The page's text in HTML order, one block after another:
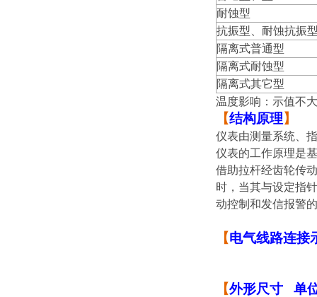
耐蚀型
抗振型、耐蚀抗振
隔离式普通型
隔离式耐蚀型
隔离式其它型
温度影响：示值不
【结构原理】
仪表由测量系统、
仪表的工作原理是
借助拉杆经齿轮传
时，当其与设定指
动控制和发信报警
【电气线路连接
【外形尺寸 单